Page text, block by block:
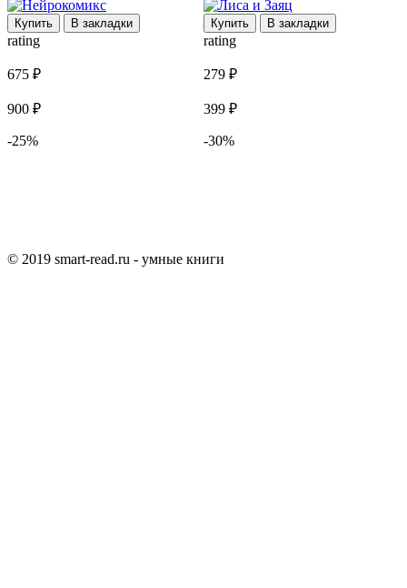
Купить В закладки
rating
675 ₽
900 ₽
-25%
Купить В закладки
rating
279 ₽
399 ₽
-30%
© 2019 smart-read.ru - умные книги